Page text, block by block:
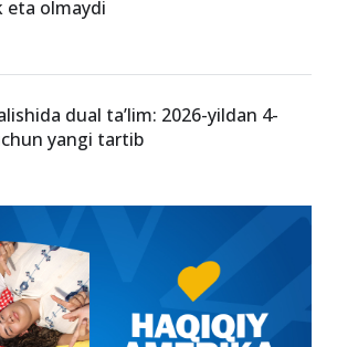
eta olmaydi
dual ta’lim: 2026-yildan 4-
yangi tartib